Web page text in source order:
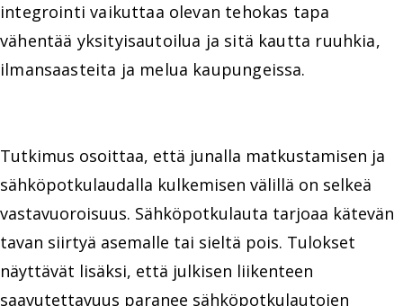
integrointi vaikuttaa olevan tehokas tapa
vähentää yksityisautoilua ja sitä kautta ruuhkia,
ilmansaasteita ja melua kaupungeissa.
Tutkimus osoittaa, että junalla matkustamisen ja
sähköpotkulaudalla kulkemisen välillä on selkeä
vastavuoroisuus. Sähköpotkulauta tarjoaa kätevän
tavan siirtyä asemalle tai sieltä pois. Tulokset
näyttävät lisäksi, että julkisen liikenteen
saavutettavuus paranee sähköpotkulautojen